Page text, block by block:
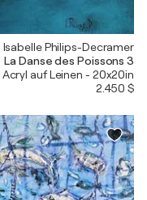
Isabelle Philips-Decramer
La Danse des Poissons 3
Acryl auf Leinen - 20x20in
2.450 $